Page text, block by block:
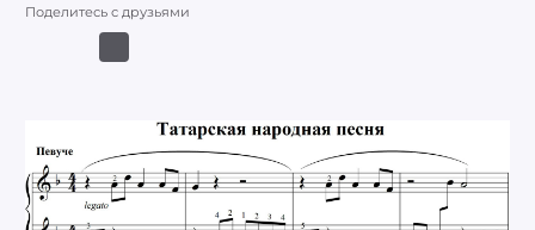
Поделитесь с друзьями